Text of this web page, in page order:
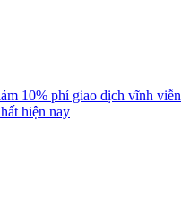
10% phí giao dịch vĩnh viễn
hiện nay